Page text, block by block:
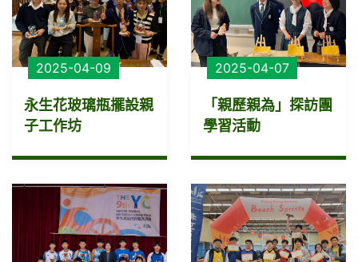
2025-04-09
永生花玻璃瓶擺設親
子工作坊
2025-04-07
「親歷親為」探訪團
學習活動